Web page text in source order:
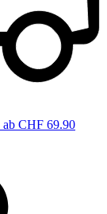
ab CHF 69.90